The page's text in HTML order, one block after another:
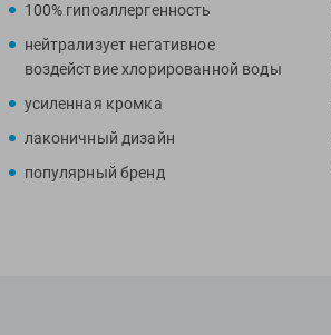
100% гипоаллергенность
нейтрализует негативное
воздействие хлорированной воды
усиленная кромка
лаконичный дизайн
популярный бренд